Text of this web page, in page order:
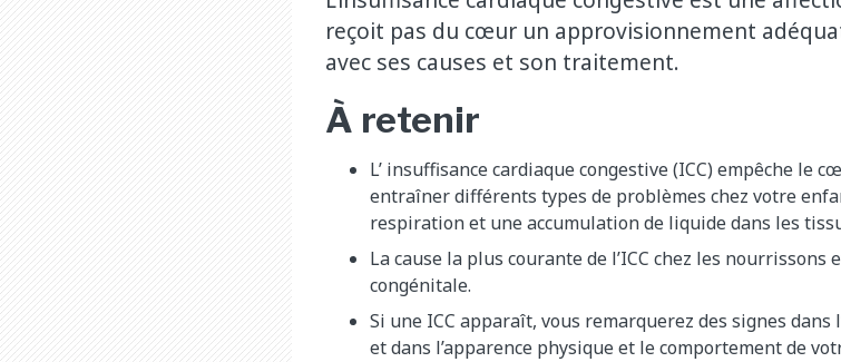
reçoit pas du cœur un approvisionnement
avec ses causes et son traitement.
À retenir
L’ insuffisance cardiaque congestive (ICC) empêche le
entraîner différents types de problèmes chez votre
respiration et une accumulation de liquide dans les
La cause la plus courante de l’ICC chez les
congénitale.
Si une ICC apparaît, vous remarquerez des signes dans
et dans l’apparence physique et le comportement de